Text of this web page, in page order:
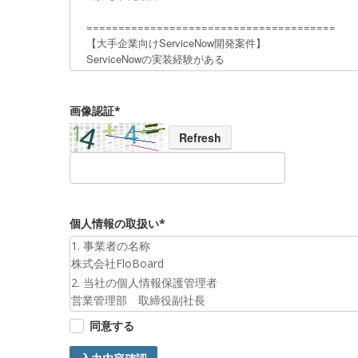
画像認証*
Refresh
個人情報の取扱い*
1. 事業者の名称
株式会社FloBoard
2. 当社の個人情報保護管理者
営業管理部 取締役副社長
3. 個人情報の利用目的
お預かりした個人情報は、お問合せへの対応のために利
同意する